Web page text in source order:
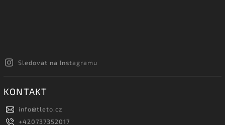
Sledovat na Instagramu
KONTAKT
info@tleto.cz
+420737352017